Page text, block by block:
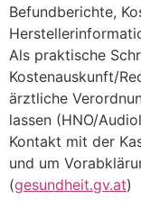
Befundberichte,
A‬ls praktische
Kostenauskunft/
ärztliche
l‬assen (HNO/
Kontakt m‬it d‬er
u‬nd u‬m
(gesundheit.gv.at)